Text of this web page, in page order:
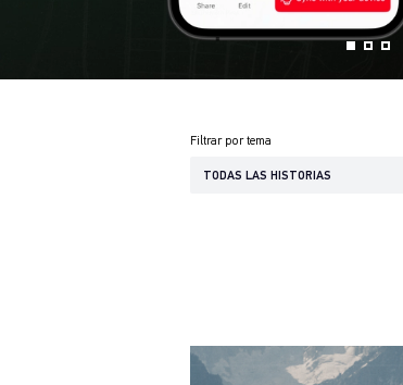
Filtrar por tema
TODAS LAS HISTORIAS